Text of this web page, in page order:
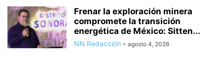
Frenar la exploración minera
compromete la transición
energética de México: Sitten...
NN Redacción - agosto 4, 2026